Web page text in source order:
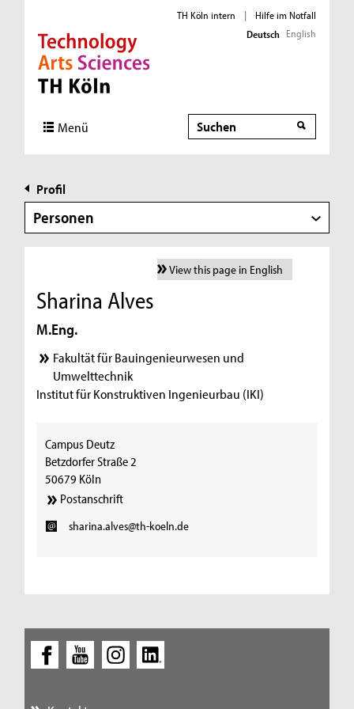
Direkt zur Hauptnavigation
Direkt zur Subnavigation
Direkt zum Inhalt
Direkt zum Fußbereich
TH Köln intern |
Hilfe im Notfall
Deutsch English
Menü Suche
Profil
Personen
View this page in English
Sharina Alves
M.Eng.
Fakultät für Bauingenieurwesen und
Umwelttechnik
Institut für Konstruktiven Ingenieurbau (IKI)
Campus Deutz
Betzdorfer Straße 2
50679 Köln
Postanschrift
sharina.alves@th-koeln.de